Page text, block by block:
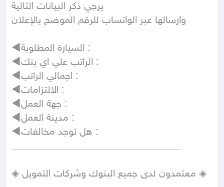
يرجي ذكر البيانات التالية
وارسالها عبر الواتساب للرقم الموضح بالإعلان
◄السيارة المطلوبة :
◄الراتب علي اي بنك :
◄اجمالي الراتب :
◄الالتزامات :
◄جهة العمل :
◄مدينة العمل :
◄هل توجد مخالفات :
◈ معتمدون لدى جميع البنوك وشركات التمويل ◈